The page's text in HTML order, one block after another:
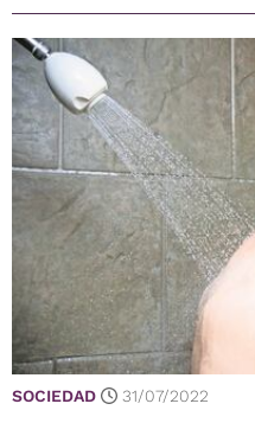
SOCIEDAD 31/07/2022